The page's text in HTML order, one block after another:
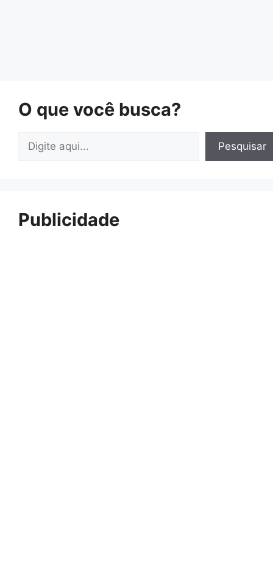
O que você busca?
Pesquisar
Pesquisar
Publicidade